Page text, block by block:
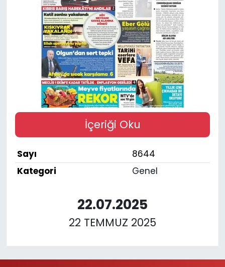
İçeriği Oku
Sayı
8644
Kategori
Genel
22.07.2025
22 TEMMUZ 2025
SPOR
11:11 MANŞET